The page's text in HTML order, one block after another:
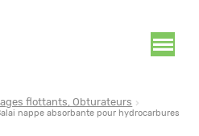
flottants, Obturateurs
nappe absorbante pour hydrocarbures